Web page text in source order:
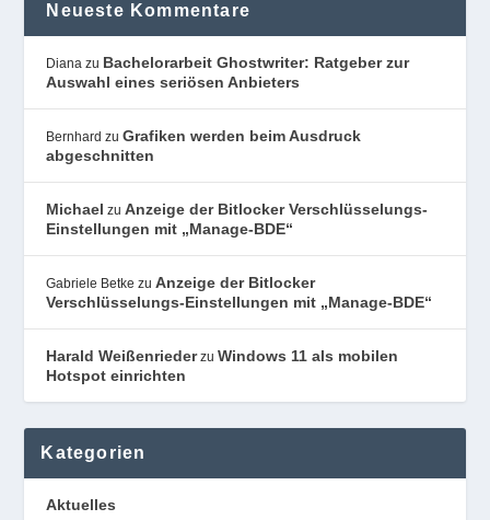
Neueste Kommentare
Diana zu Bachelorarbeit Ghostwriter: Ratgeber zur
Auswahl eines seriösen Anbieters
Bernhard zuGrafiken werden beim Ausdruck
abgeschnitten
Michael zuAnzeige der Bitlocker Verschlüsselungs-
Einstellungen mit „Manage-BDE“
Gabriele Betke zuAnzeige der Bitlocker
Verschlüsselungs-Einstellungen mit „Manage-BDE“
Harald WeißenriederzuWindows 11 als mobilen
Hotspot einrichten
Kategorien
Aktuelles